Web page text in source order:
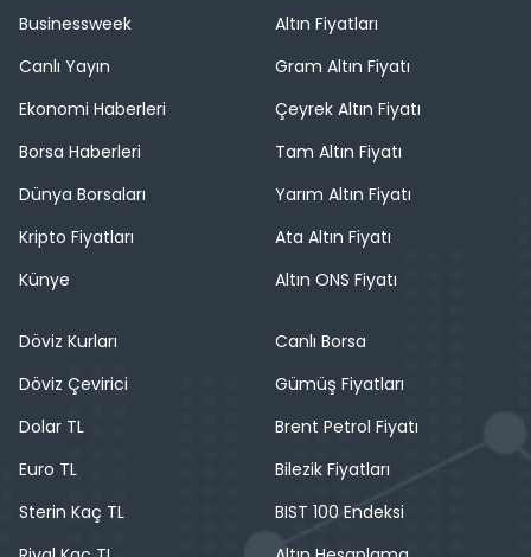
Businessweek
Canlı Yayın
Ekonomi Haberleri
Borsa Haberleri
Dünya Borsaları
Kripto Fiyatları
Künye
Altın Fiyatları
Gram Altın Fiyatı
Çeyrek Altın Fiyatı
Tam Altın Fiyatı
Yarım Altın Fiyatı
Ata Altın Fiyatı
Altın ONS Fiyatı
Döviz Kurları
Döviz Çevirici
Dolar TL
Euro TL
Sterin Kaç TL
Canlı Borsa
Gümüş Fiyatları
Brent Petrol Fiyatı
Bilezik Fiyatları
BIST 100 Endeksi